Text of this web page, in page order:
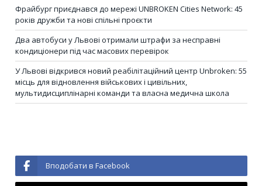
Фрайбург приєднався до мережі UNBROKEN Cities Network: 45
років дружби та нові спільні проєкти
Два автобуси у Львові отримали штрафи за несправні
кондиціонери під час масових перевірок
У Львові відкрився новий реабілітаційний центр Unbroken: 55
місць для відновлення військових і цивільних,
мультидисциплінарні команди та власна медична школа
Вподобати в Facebook